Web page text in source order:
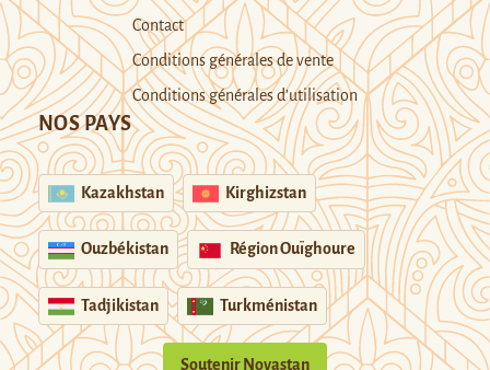
Contact
Conditions générales de vente
Conditions générales d’utilisation
NOS PAYS
Kazakhstan Kirghizstan
Ouzbékistan Région Ouïghoure
Tadjikistan Turkménistan
Soutenir Novastan